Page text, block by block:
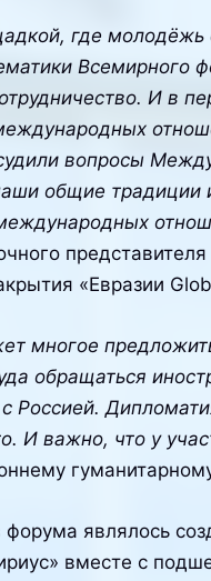
где
Всемирного
И в
вопросы
общие
«Евразии
многое
обращаться
Россией.
И важно, что у
форума являлось
вместе с